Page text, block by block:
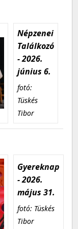
Népzenei
Találkozó
- 2026.
június 6.
fotó:
Tüskés
Tibor
Gyereknap
- 2026.
május 31.
fotó: Tüskés
Tibor